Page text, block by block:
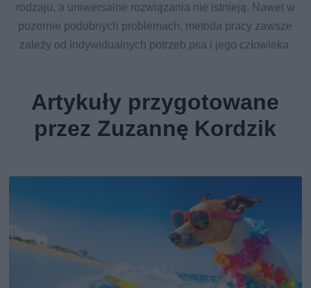
rodzaju, a uniwersalne rozwiązania nie istnieją. Nawet w
pozornie podobnych problemach, metoda pracy zawsze
zależy od indywidualnych potrzeb psa i jego człowieka.
Artykuły przygotowane
przez Zuzannę Kordzik